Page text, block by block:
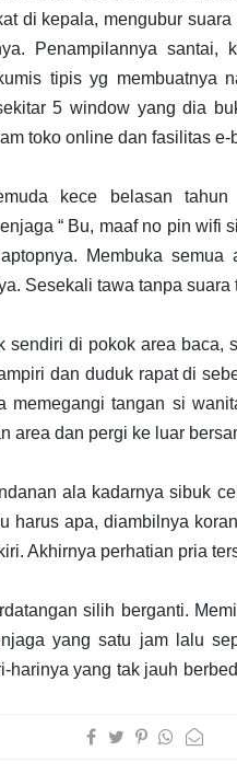
di kepala, mengubur
Penampilannya
tipis yg membuatnya
5 window yang dia
toko online dan fasilitas
kece belasan
“ Bu, maaf no pin wifi
Membuka
Sesekali tawa tanpa suara
di pokok area baca,
dan duduk rapat di
memegangi tangan si
area dan pergi ke luar
ala kadarnya sibuk
harus apa, diambilnya
Akhirnya perhatian pria
silih berganti.
yang satu jam lalu
yang tak jauh